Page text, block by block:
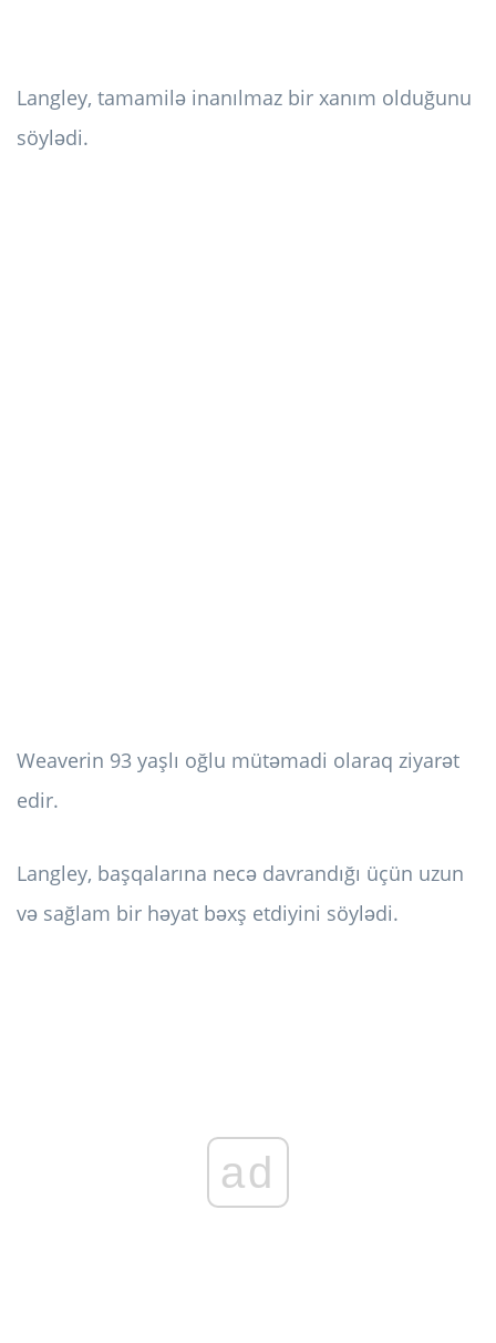
Langley, tamamilə inanılmaz bir xanım olduğunu
söylədi.
Weaverin 93 yaşlı oğlu mütəmadi olaraq ziyarət
edir.
Langley, başqalarına necə davrandığı üçün uzun
və sağlam bir həyat bəxş etdiyini söylədi.
ad